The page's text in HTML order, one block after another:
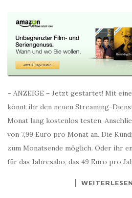
– ANZEIGE – Jetzt gestartet! Mit
könnt ihr den neuen Streaming-
Monat lang kostenlos testen.
von 7,99 Euro pro Monat an. Die
zum Monatsende möglich. Oder ihr
für das Jahresabo, das 49 Euro pro
WEITERLESEN